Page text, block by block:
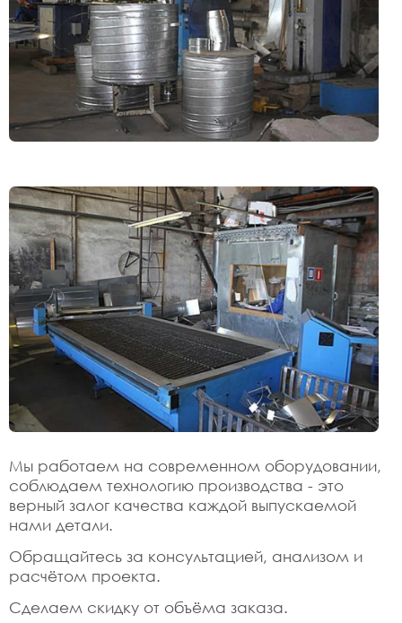
Мы работаем на современном оборудовании,
соблюдаем технологию производства - это
верный залог качества каждой выпускаемой
нами детали.
Обращайтесь за консультацией, анализом и
расчётом проекта.
Сделаем скидку от объёма заказа.